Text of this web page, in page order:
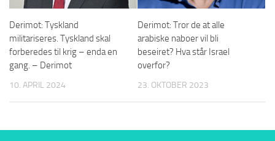
Derimot: Tyskland
militariseres. Tyskland skal
forberedes til krig – enda en
gang. – Derimot
10. APRIL 2024
Derimot: Tror de at alle
arabiske naboer vil bli
beseiret? Hva står Israel
overfor?
23. OKTOBER 2023